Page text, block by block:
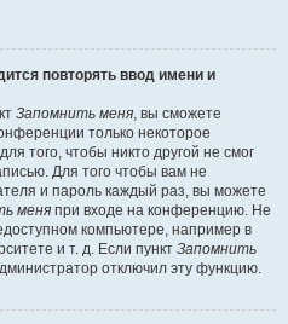
повторять ввод имени и
Запомнить меня, вы сможете
только некоторое
того, чтобы никто другой не смог
Для того чтобы вам не
и пароль каждый раз, вы можете
меня при входе на конференцию. Не
компьютере, например в
и т. д. Если пункт Запомнить
отключил эту функцию.